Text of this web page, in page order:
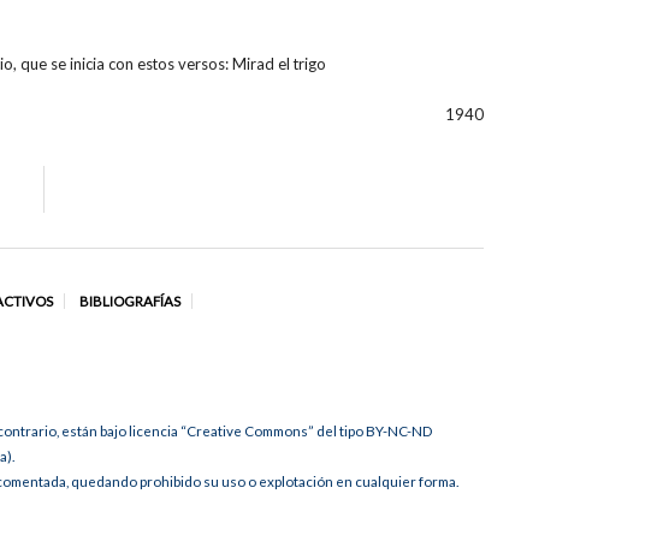
que se inicia con estos versos: Mirad el trigo
1940
BIBLIOGRAFÍAS
están bajo licencia “Creative Commons” del tipo BY-NC-ND
quedando prohibido su uso o explotación en cualquier forma.